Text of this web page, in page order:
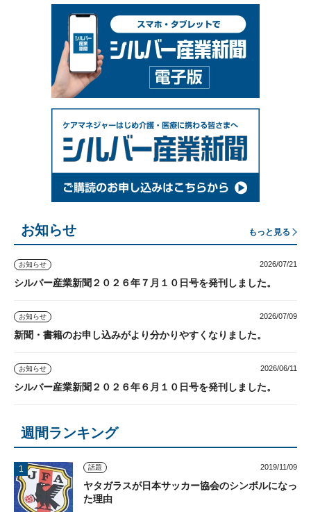
お知らせ もっと見る
お知らせ 2026/07/21
シルバー産業新聞２０２６年７月１０日号を発刊しました。
お知らせ 2026/07/09
新聞・書籍のお申し込みがより分かりやすくなりました。
お知らせ 2026/06/11
シルバー産業新聞２０２６年６月１０日号を発刊しました。
週間ランキング
話題 2019/11/09
ヤタガラスが日本サッカー協会のシンボルになっ
た理由